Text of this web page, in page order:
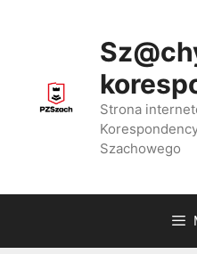
Strona
Szachowego